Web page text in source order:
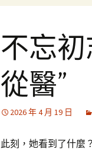
不忘
從醫”
2026 年 4 月 19 日
此刻，她看到了什麼